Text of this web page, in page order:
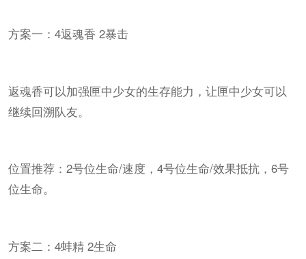
方案一：4返魂香 2暴击
返魂香可以加强匣中少女的生存能力，让匣中少女可以
继续回溯队友。
位置推荐：2号位生命/速度，4号位生命/效果抵抗，6号
位生命。
方案二：4蚌精 2生命